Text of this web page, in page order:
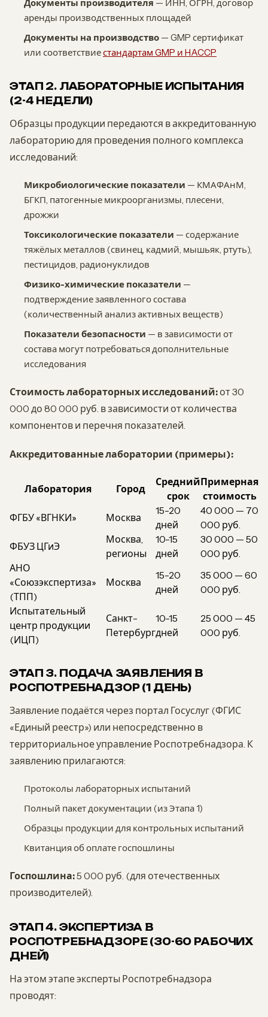
Документы производителя — ИНН, ОГРН, договор
аренды производственных площадей
Документы на производство — GMP сертификат
или соответствиестандартам GMP и HACCP
ЭТАП 2. ЛАБОРАТОРНЫЕ ИСПЫТАНИЯ
(2-4 НЕДЕЛИ)
Образцы продукции передаются в аккредитованную
лабораторию для проведения полного комплекса
исследований:
Микробиологические показатели — КМАФАнМ,
БГКП, патогенные микроорганизмы, плесени,
дрожжи
Токсикологические показатели — содержание
тяжёлых металлов (свинец, кадмий, мышьяк, ртуть),
пестицидов, радионуклидов
Физико-химические показатели —
подтверждение заявленного состава
(количественный анализ активных веществ)
Показатели безопасности — в зависимости от
состава могут потребоваться дополнительные
исследования
Стоимость лабораторных исследований: от 30
000 до 80 000 руб. в зависимости от количества
компонентов и перечня показателей.
Аккредитованные лаборатории (примеры):
Лаборатория Город
Средний
срок
Примерная
стоимость
ФГБУ «ВГНКИ»
Москва
15-20
дней
40 000 — 70
000 руб.
ФБУЗ ЦГиЭ
Москва,
регионы
10-15
дней
30 000 — 50
000 руб.
АНО
«Союзэкспертиза»
(ТПП)
Москва
15-20
дней
35 000 — 60
000 руб.
Испытательный
центр продукции
(ИЦП)
Санкт-
Петербург
10-15
дней
25 000 — 45
000 руб.
ЭТАП 3. ПОДАЧА ЗАЯВЛЕНИЯ В
РОСПОТРЕБНАДЗОР (1 ДЕНЬ)
Заявление подаётся через портал Госуслуг (ФГИС
«Единый реестр») или непосредственно в
территориальное управление Роспотребнадзора. К
заявлению прилагаются:
Протоколы лабораторных испытаний
Полный пакет документации (из Этапа 1)
Образцы продукции для контрольных испытаний
Квитанция об оплате госпошлины
Госпошлина:5 000 руб. (для отечественных
производителей).
ЭТАП 4. ЭКСПЕРТИЗА В
РОСПОТРЕБНАДЗОРЕ (30-60 РАБОЧИХ
ДНЕЙ)
На этом этапе эксперты Роспотребнадзора
проводят: